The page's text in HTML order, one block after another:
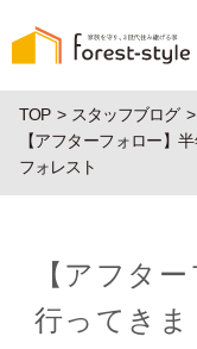
TOP
スタッフブログ
【アフターフォロー】
フォレスト
【アフタ
行ってきま